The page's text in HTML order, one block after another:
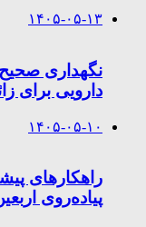
۱۴۰۵-۰۵-۱۳
نگهداری
دارویی برای
۱۴۰۵-۰۵-۱۰
راهکارهای
پیاده‌روی